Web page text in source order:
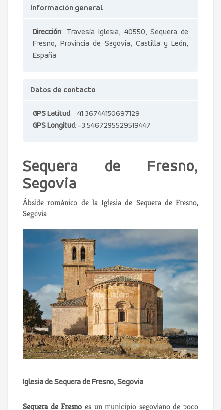
Información general
Dirección: Travesía Iglesia, 40550, Sequera de
Fresno, Provincia de Segovia, Castilla y León,
España
Datos de contacto
GPS Latitud: 41.36744150697129
GPS Longitud: -3.5467295529519447
Sequera de Fresno,
Segovia
Ábside románico de la Iglesia de Sequera de Fresno,
Segovia
Iglesia de Sequera de Fresno, Segovia
Sequera de Fresno es un municipio segoviano de poco